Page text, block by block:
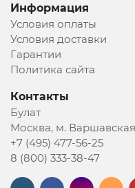
Информация
Условия оплаты
Условия доставки
Гарантии
Политика сайта
Контакты
Булат
Москва, м.
+7 (495) 477-56-25
8 (800) 333-38-47